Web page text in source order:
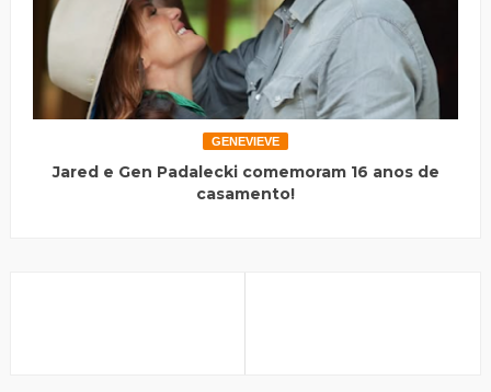
GENEVIEVE
Jared e Gen Padalecki comemoram 16 anos de
casamento!